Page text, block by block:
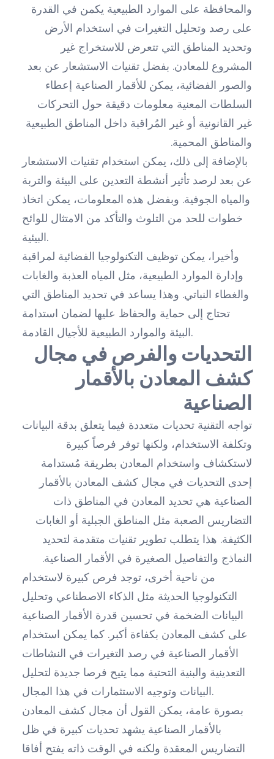
والمحافظة على الموارد الطبيعية يكمن في القدرة
على رصد وتحليل التغيرات في استخدام الأرض
وتحديد المناطق التي تتعرض للاستخراج غير
المشروع للمعادن. بفضل تقنيات الاستشعار عن بعد
والصور الفضائية، يمكن للأقمار الصناعية إعطاء
السلطات المعنية معلومات دقيقة حول التحركات
غير القانونية أو غير المُراقبة داخل المناطق الطبيعية
والمناطق المحمية.
بالإضافة إلى ذلك، يمكن استخدام تقنيات الاستشعار
عن بعد لرصد تأثير أنشطة التعدين على البيئة والتربة
والمياه الجوفية. وبفضل هذه المعلومات، يمكن اتخاذ
خطوات للحد من التلوث والتأكد من الامتثال للوائح
البيئية.
وأخيرا، يمكن توظيف التكنولوجيا الفضائية لمراقبة
وإدارة الموارد الطبيعية، مثل المياه العذبة والغابات
والغطاء النباتي. وهذا يساعد في تحديد المناطق التي
تحتاج إلى حماية والحفاظ عليها لضمان استدامة
البيئة والموارد الطبيعية للأجيال القادمة.
التحديات والفرص في مجال
كشف المعادن بالأقمار
الصناعية
تواجه التقنية تحديات متعددة فيما يتعلق بدقة البيانات
وتكلفة الاستخدام، ولكنها توفر فرصاً كبيرة
لاستكشاف واستخدام المعادن بطريقة مُستدامة
إحدى التحديات في مجال كشف المعادن بالأقمار
الصناعية هي تحديد المعادن في المناطق ذات
التضاريس الصعبة مثل المناطق الجبلية أو الغابات
الكثيفة. هذا يتطلب تطوير تقنيات متقدمة لتحديد
النماذج والتفاصيل الصغيرة في الأقمار الصناعية.
من ناحية أخرى، توجد فرص كبيرة لاستخدام
التكنولوجيا الحديثة مثل الذكاء الاصطناعي وتحليل
البيانات الضخمة في تحسين قدرة الأقمار الصناعية
على كشف المعادن بكفاءة أكبر. كما يمكن استخدام
الأقمار الصناعية في رصد التغيرات في النشاطات
التعدينية والبنية التحتية مما يتيح فرصا جديدة لتحليل
البيانات وتوجيه الاستثمارات في هذا المجال.
بصورة عامة، يمكن القول أن مجال كشف المعادن
بالأقمار الصناعية يشهد تحديات كبيرة في ظل
التضاريس المعقدة ولكنه في الوقت ذاته يفتح أفاقا